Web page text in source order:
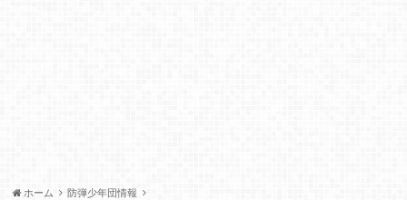
ホーム
防弾少年団情報